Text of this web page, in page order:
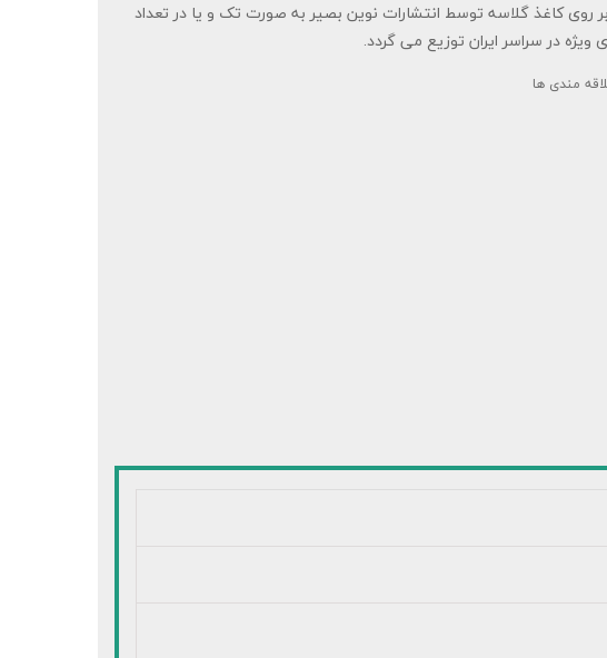
روی کاغذ گلاسه توسط انتشارات نوین بصیر به صورت تک و یا در تعداد
ویژه در سراسر ایران توزیع می گردد.
مندی ها